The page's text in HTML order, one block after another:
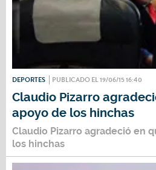
DEPORTES PUBLICADO EL 19/06/15 16:40
Claudio Pizarro
apoyo de los hinchas
Claudio Pizarro agradeció en
los hinchas